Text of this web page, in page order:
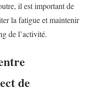
il est important de
la fatigue et maintenir
de l’activité.
de